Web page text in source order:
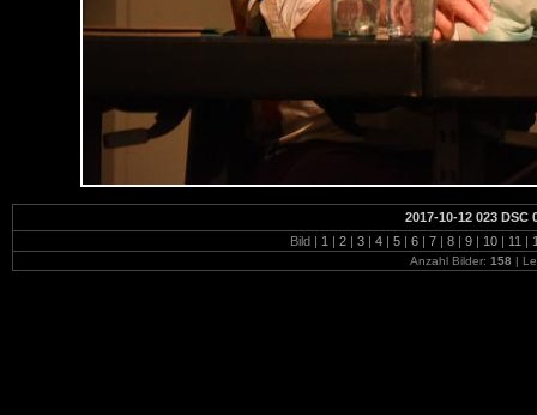
2017-10-12 023 DSC
Bild | 1 | 2 | 3 | 4 | 5 | 6 | 7 | 8 | 9 | 10 | 11 |
Anzahl Bilder: 158 |